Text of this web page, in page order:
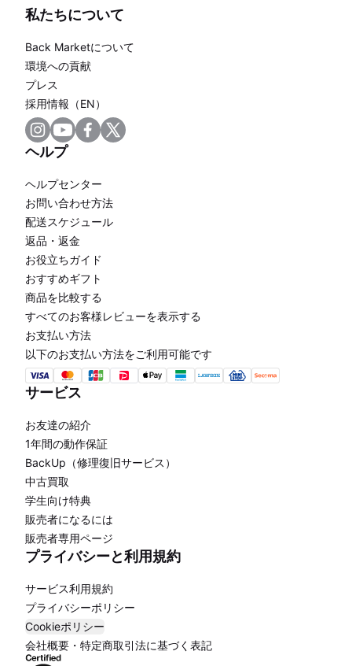
私たちについて
Back Marketについて
環境への貢献
プレス
採用情報（EN）
ヘルプ
ヘルプセンター
お問い合わせ方法
配送スケジュール
返品・返金
お役立ちガイド
おすすめギフト
商品を比較する
すべてのお客様レビューを表示する
お支払い方法
以下のお支払い方法をご利用可能です
サービス
お友達の紹介
1年間の動作保証
BackUp（修理復旧サービス）
中古買取
学生向け特典
販売者になるには
販売者専用ページ
プライバシーと利用規約
サービス利用規約
プライバシーポリシー
Cookieポリシー
会社概要・特定商取引法に基づく表記